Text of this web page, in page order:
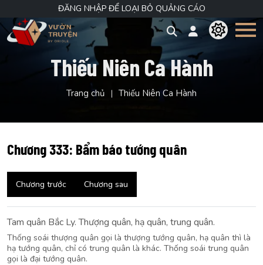
ĐĂNG NHẬP ĐỂ LOẠI BỎ QUẢNG CÁO
Thiếu Niên Ca Hành
Trang chủ Thiếu Niên Ca Hành
Chương 333: Bẩm báo tướng quân
Chương trước Chương sau
Tam quân Bắc Ly. Thượng quân, hạ quân, trung quân.
Thống soái thượng quân gọi là thượng tướng quân, hạ quân thì là
hạ tướng quân, chỉ có trung quân là khác. Thống soái trung quân
gọi là đại tướng quân.